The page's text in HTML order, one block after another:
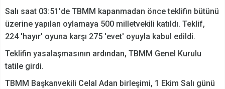
Salı saat 03:51'de TBMM kapanmadan önce teklifin bütünü
üzerine yapılan oylamaya 500 milletvekili katıldı. Teklif,
224 'hayır' oyuna karşı 275 'evet' oyuyla kabul edildi.
Teklifin yasalaşmasının ardından, TBMM Genel Kurulu
tatile girdi.
TBMM Başkanvekili Celal Adan birleşimi, 1 Ekim Salı günü